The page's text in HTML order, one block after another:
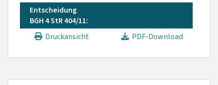
Entscheidung
BGH 4 StR 404/11:
Druckansicht
PDF-Download